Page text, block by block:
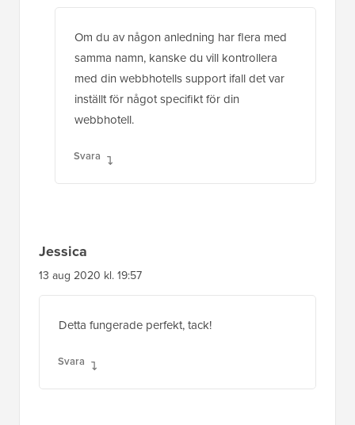
Om du av någon anledning har flera med
samma namn, kanske du vill kontrollera
med din webbhotells support ifall det var
inställt för något specifikt för din
webbhotell.
Svara
Jessica
13 aug 2020 kl. 19:57
Detta fungerade perfekt, tack!
Svara